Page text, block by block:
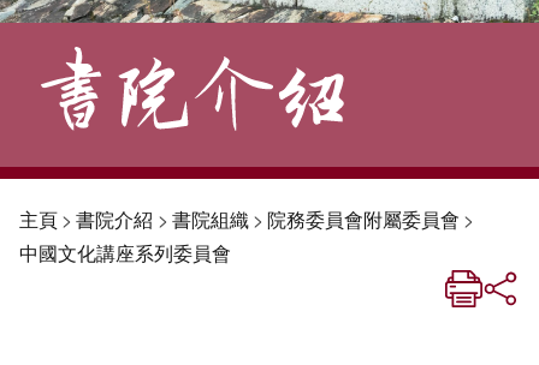
主頁> 書院介紹 > 書院組織> 院務委員會附屬委員會 >
中國文化講座系列委員會